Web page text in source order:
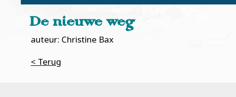
De nieuwe weg
auteur: Christine Bax
< Terug